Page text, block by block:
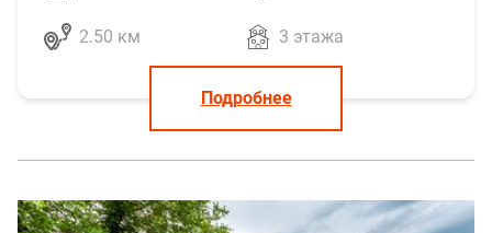
2.50 км 3 этажа
Подробнее